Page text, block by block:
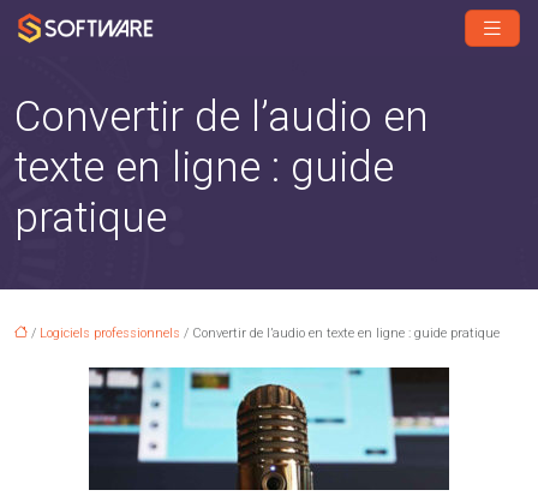
Convertir de l’audio en
texte en ligne : guide
pratique
/ Logiciels professionnels / Convertir de l’audio en texte en ligne : guide pratique